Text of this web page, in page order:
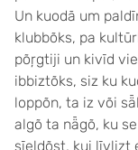
Un kuodā um
klubbõks, pa
põŗgtiji un kivīd
ibbiztõks, siz ku
loppõn, ta iz või
algõ ta nǟgõ, ku
sīeldõst, kui līvlizt